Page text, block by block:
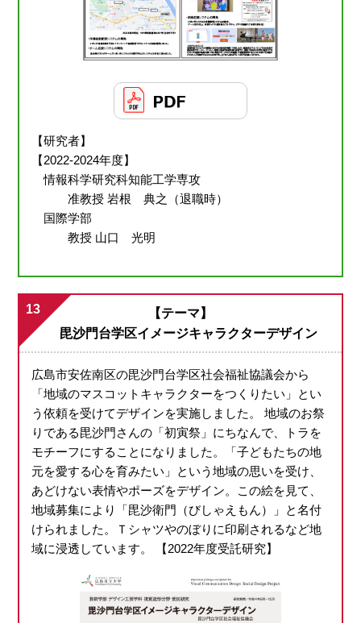
【研究者】
【2022-2024年度】
情報科学研究科知能工学専攻
准教授 岩根 典之（退職時）
国際学部
教授 山口 光明
13
【テーマ】
毘沙門台学区イメージキャラクターデザイン
広島市安佐南区の毘沙門台学区社会福祉協議会から
「地域のマスコットキャラクターをつくりたい」とい
う依頼を受けてデザインを実施しました。 地域のお祭
りである毘沙門さんの「初寅祭」にちなんで、トラを
モチーフにすることになりました。「子どもたちの地
元を愛する心を育みたい」という地域の思いを受け、
あどけない表情やポーズをデザイン。この絵を見て、
地域募集により「毘沙衛門（びしゃえもん）」と名付
けられました。Ｔシャツやのぼりに印刷されるなど地
域に浸透しています。 【2022年度受託研究】